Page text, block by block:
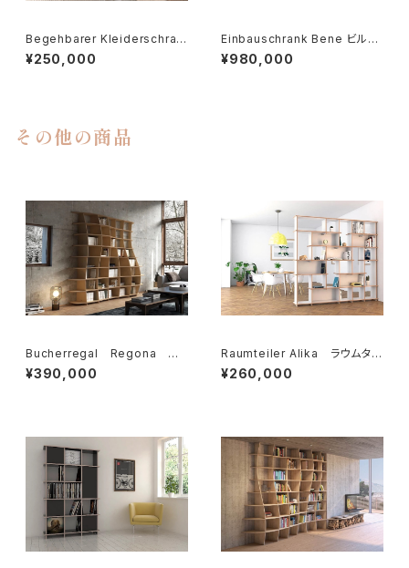
Begehbarer Kleiderschran
k Hannah ウォークインクロ
ーゼット ハンナ
¥250,000
Einbauschrank Bene ビルト
インワードローブベネ
¥980,000
その他の商品
Bucherregal Regona ブ
ーヒャレガル・レゴナ
¥390,000
Raumteiler Alika ラウムタイ
ラー アリカ
¥260,000